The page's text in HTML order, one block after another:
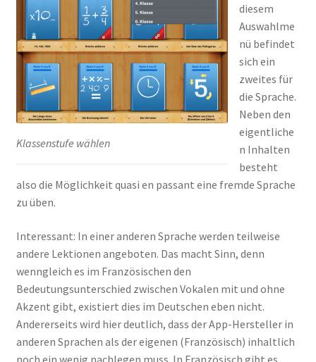
Klassenstufe wählen
diesem
Auswahlme
nü befindet
sich ein
zweites für
die Sprache.
Neben den
eigentliche
n Inhalten
besteht
also die Möglichkeit quasi en passant eine fremde Sprache
zu üben.
Interessant: In einer anderen Sprache werden teilweise
andere Lektionen angeboten. Das macht Sinn, denn
wenngleich es im Französischen den
Bedeutungsunterschied zwischen Vokalen mit und ohne
Akzent gibt, existiert dies im Deutschen eben nicht.
Andererseits wird hier deutlich, dass der App-Hersteller in
anderen Sprachen als der eigenen (Französisch) inhaltlich
noch ein wenig nachlegen muss. In Französisch gibt es